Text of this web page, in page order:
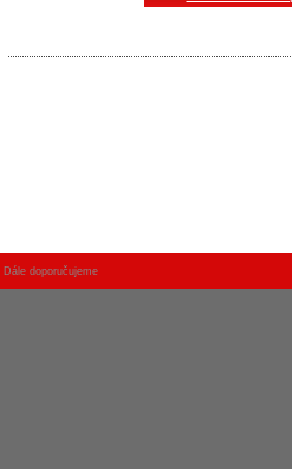
Dále doporučujeme